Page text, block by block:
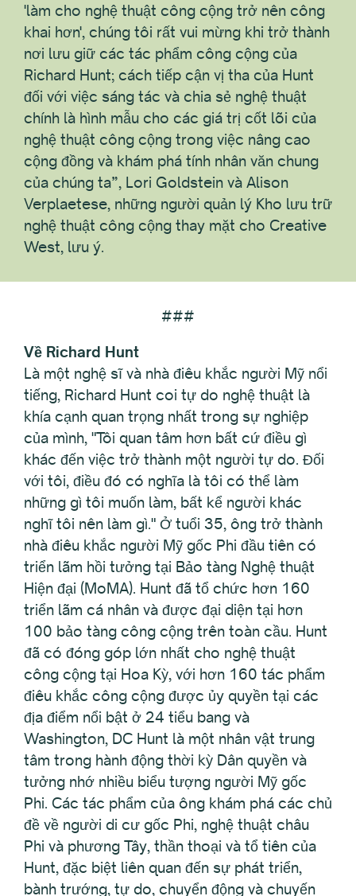
'làm cho nghệ thuật công cộng trở nên công
khai hơn', chúng tôi rất vui mừng khi trở thành
nơi lưu giữ các tác phẩm công cộng của
Richard Hunt; cách tiếp cận vị tha của Hunt
đối với việc sáng tác và chia sẻ nghệ thuật
chính là hình mẫu cho các giá trị cốt lõi của
nghệ thuật công cộng trong việc nâng cao
cộng đồng và khám phá tính nhân văn chung
của chúng ta”, Lori Goldstein và Alison
Verplaetese, những người quản lý Kho lưu trữ
nghệ thuật công cộng thay mặt cho Creative
West, lưu ý.
###
Về Richard Hunt
Là một nghệ sĩ và nhà điêu khắc người Mỹ nổi
tiếng, Richard Hunt coi tự do nghệ thuật là
khía cạnh quan trọng nhất trong sự nghiệp
của mình, "Tôi quan tâm hơn bất cứ điều gì
khác đến việc trở thành một người tự do. Đối
với tôi, điều đó có nghĩa là tôi có thể làm
những gì tôi muốn làm, bất kể người khác
nghĩ tôi nên làm gì." Ở tuổi 35, ông trở thành
nhà điêu khắc người Mỹ gốc Phi đầu tiên có
triển lãm hồi tưởng tại Bảo tàng Nghệ thuật
Hiện đại (MoMA). Hunt đã tổ chức hơn 160
triển lãm cá nhân và được đại diện tại hơn
100 bảo tàng công cộng trên toàn cầu. Hunt
đã có đóng góp lớn nhất cho nghệ thuật
công cộng tại Hoa Kỳ, với hơn 160 tác phẩm
điêu khắc công cộng được ủy quyền tại các
địa điểm nổi bật ở 24 tiểu bang và
Washington, DC Hunt là một nhân vật trung
tâm trong hành động thời kỳ Dân quyền và
tưởng nhớ nhiều biểu tượng người Mỹ gốc
Phi. Các tác phẩm của ông khám phá các chủ
đề về người di cư gốc Phi, nghệ thuật châu
Phi và phương Tây, thần thoại và tổ tiên của
Hunt, đặc biệt liên quan đến sự phát triển,
bành trướng, tự do, chuyển động và chuyến